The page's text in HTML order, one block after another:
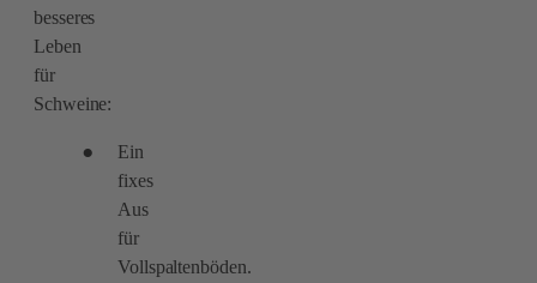
besseres
Leben
für
Schweine:
Ein
fixes
Aus
für
Vollspaltenböden.